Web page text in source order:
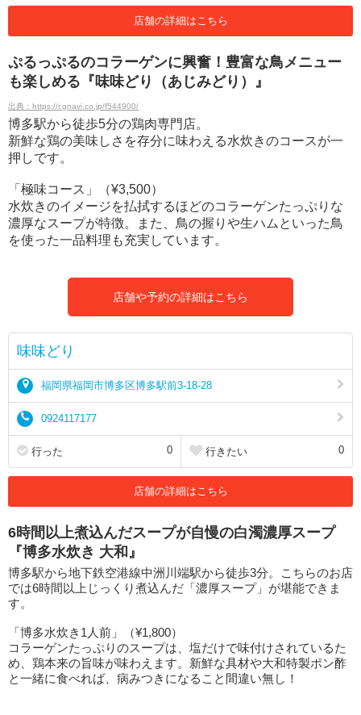
店舗の詳細はこちら
ぷるっぷるのコラーゲンに興奮！豊富な鳥メニュー
も楽しめる『味味どり（あじみどり）』
出典：https://r.gnavi.co.jp/f544900/
博多駅から徒歩5分の鶏肉専門店。
新鮮な鶏の美味しさを存分に味わえる水炊きのコースが一
押しです。
「極味コース」（¥3,500）
水炊きのイメージを払拭するほどのコラーゲンたっぷりな
濃厚なスープが特徴。また、鳥の握りや生ハムといった鳥
を使った一品料理も充実しています。
店舗や予約の詳細はこちら
味味どり
福岡県福岡市博多区博多駅前3-18-28
0924117177
行った 0 行きたい 0
店舗の詳細はこちら
6時間以上煮込んだスープが自慢の白濁濃厚スープ
『博多水炊き 大和』
博多駅から地下鉄空港線中洲川端駅から徒歩3分。こちらのお店
では6時間以上じっくり煮込んだ「濃厚スープ」が堪能できま
す。
「博多水炊き1人前」（¥1,800）
コラーゲンたっぷりのスープは、塩だけで味付けされているた
め、鶏本来の旨味が味わえます。新鮮な具材や大和特製ポン酢
と一緒に食べれば、病みつきになること間違い無し！